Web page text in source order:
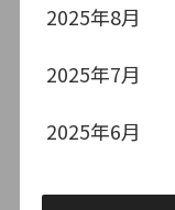
2025年8月
2025年7月
2025年6月